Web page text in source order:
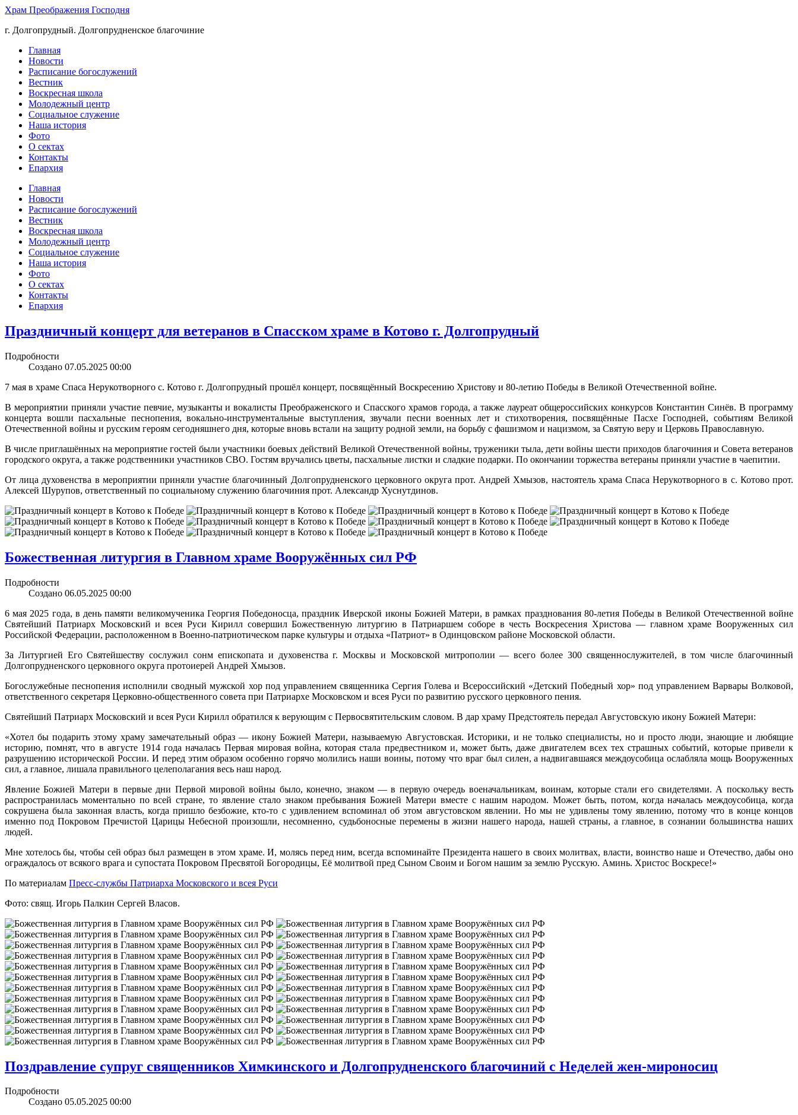
Храм Преображения Господня
г. Долгопрудный. Долгопрудненское благочиние
Главная
Новости
Расписание богослужений
Вестник
Воскресная школа
Молодежный центр
Социальное служение
Наша история
Фото
О сектах
Контакты
Епархия
Главная
Новости
Расписание богослужений
Вестник
Воскресная школа
Молодежный центр
Социальное служение
Наша история
Фото
О сектах
Контакты
Епархия
Праздничный концерт для ветеранов в Спасском храме в Котово г. Долгопрудный
Подробности
Создано 07.05.2025 00:00
7 мая в храме Спаса Нерукотворного с. Котово г. Долгопрудный прошёл концерт, посвящённый Воскресению Христову и 80-летию Победы в Великой Отечественной войне.
В мероприятии приняли участие певчие, музыканты и вокалисты Преображенского и Спасского храмов города, а также лауреат общероссийских конкурсов Константин Синёв. В программу
концерта вошли пасхальные песнопения, вокально-инструментальные выступления, звучали песни военных лет и стихотворения, посвящённые Пасхе Господней, событиям Великой
Отечественной войны и русским героям сегодняшнего дня, которые вновь встали на защиту родной земли, на борьбу с фашизмом и нацизмом, за Святую веру и Церковь Православную.
В числе приглашённых на мероприятие гостей были участники боевых действий Великой Отечественной войны, труженики тыла, дети войны шести приходов благочиния и Совета ветеранов
городского округа, а также родственники участников СВО. Гостям вручались цветы, пасхальные листки и сладкие подарки. По окончании торжества ветераны приняли участие в чаепитии.
От лица духовенства в мероприятии приняли участие благочинный Долгопрудненского церковного округа прот. Андрей Хмызов, настоятель храма Спаса Нерукотворного в с. Котово прот.
Алексей Шурупов, ответственный по социальному служению благочиния прот. Александр Хуснутдинов.
Божественная литургия в Главном храме Вооружённых сил РФ
Подробности
Создано 06.05.2025 00:00
6 мая 2025 года, в день памяти великомученика Георгия Победоносца, праздник Иверской иконы Божией Матери, в рамках празднования 80-летия Победы в Великой Отечественной войне
Святейший Патриарх Московский и всея Руси Кирилл совершил Божественную литургию в Патриаршем соборе в честь Воскресения Христова — главном храме Вооруженных сил
Российской Федерации, расположенном в Военно-патриотическом парке культуры и отдыха «Патриот» в Одинцовском районе Московской области.
За Литургией Его Святейшеству сослужил сонм епископата и духовенства г. Москвы и Московской митрополии — всего более 300 священнослужителей, в том числе благочинный
Долгопрудненского церковного округа протоиерей Андрей Хмызов.
Богослужебные песнопения исполнили сводный мужской хор под управлением священника Сергия Голева и Всероссийский «Детский Победный хор» под управлением Варвары Волковой,
ответственного секретаря Церковно-общественного совета при Патриархе Московском и всея Руси по развитию русского церковного пения.
Святейший Патриарх Московский и всея Руси Кирилл обратился к верующим с Первосвятительским словом. В дар храму Предстоятель передал Августовскую икону Божией Матери:
«Хотел бы подарить этому храму замечательный образ — икону Божией Матери, называемую Августовская. Историки, и не только специалисты, но и просто люди, знающие и любящие
историю, помнят, что в августе 1914 года началась Первая мировая война, которая стала предвестником и, может быть, даже двигателем всех тех страшных событий, которые привели к
разрушению исторической России. И перед этим образом особенно горячо молились наши воины, потому что враг был силен, а надвигавшаяся междоусобица ослабляла мощь Вооруженных
сил, а главное, лишала правильного целеполагания весь наш народ.
Явление Божией Матери в первые дни Первой мировой войны было, конечно, знаком — в первую очередь военачальникам, воинам, которые стали его свидетелями. А поскольку весть
распространилась моментально по всей стране, то явление стало знаком пребывания Божией Матери вместе с нашим народом. Может быть, потом, когда началась междоусобица, когда
сокрушена была законная власть, когда пришло безбожие, кто-то с удивлением вспоминал об этом августовском явлении. Но мы не удивлены тому явлению, потому что в конце концов
именно под Покровом Пречистой Царицы Небесной произошли, несомненно, судьбоносные перемены в жизни нашего народа, нашей страны, а главное, в сознании большинства наших
людей.
Мне хотелось бы, чтобы сей образ был размещен в этом храме. И, молясь перед ним, всегда вспоминайте Президента нашего в своих молитвах, власти, воинство наше и Отечество, дабы оно
ограждалось от всякого врага и супостата Покровом Пресвятой Богородицы, Её молитвой пред Сыном Своим и Богом нашим за землю Русскую. Аминь. Христос Воскресе!»
По материалам Пресс-службы Патриарха Московского и всея Руси
Фото: свящ. Игорь Палкин Сергей Власов.
Поздравление супруг священников Химкинского и Долгопрудненского благочиний с Неделей жен-мироносиц
Подробности
Создано 05.05.2025 00:00